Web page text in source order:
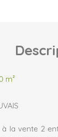
m²
la vente 2